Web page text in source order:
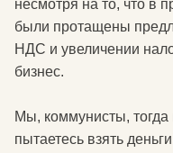
несмотря на то, что в
были протащены
НДС и увеличении
бизнес.
Мы, коммунисты, тогда
пытаетесь взять